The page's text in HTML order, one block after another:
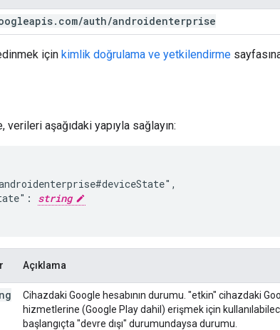
. com/auth/androidenterprise
için kimlik doğrulama ve yetkilendirme
verileri aşağıdaki yapıyla sağlayın:
string
Açıklama
Cihazdaki Google hesabının durumu. "etkin" cihazdaki
hizmetlerine (Google Play dahil) erişmek için
başlangıçta "devre dışı" durumundaysa durumu.